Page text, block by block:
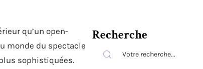
qu’un open-
monde du spectacle
sophistiquées.
Recherche